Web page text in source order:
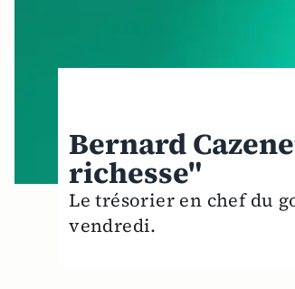
Bernard
richesse"
Le trésorier en chef du
vendredi.